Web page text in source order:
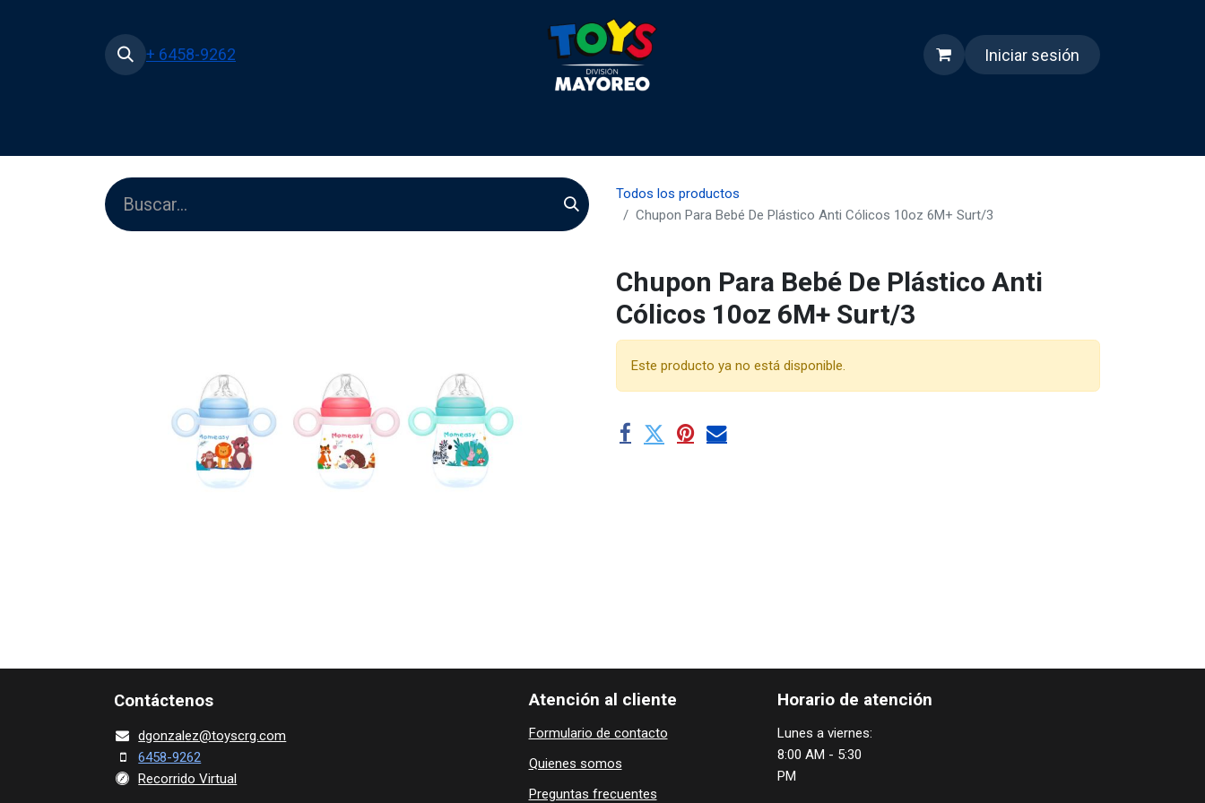
+ 6458-9262 Iniciar sesión
Todos los productos
Chupon Para Bebé De Plástico Anti Cólicos 10oz 6M+ Surt/3
Chupon Para Bebé De Plástico Anti
Cólicos 10oz 6M+ Surt/3
Este producto ya no está disponible.
Contácte​nos
dgonza​lez@toy​scrg.c​o​m
6458-9262
Recorrido Virtual
Horario de atención
Lunes a viernes:
8:00 AM - 5:30
PM
Atención al cliente
Formulario de contacto
Quienes ​som​​​os
Preguntas frecuentes